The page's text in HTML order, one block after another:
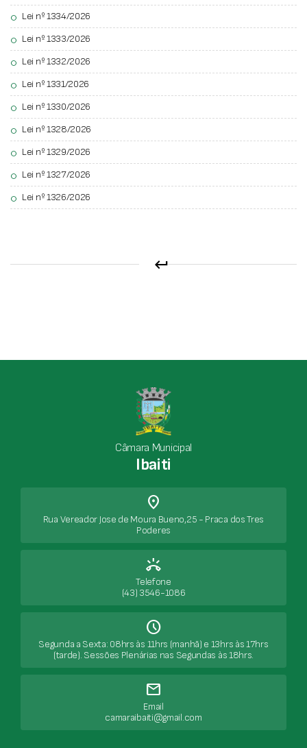
circle Lei nº 1334/2026
circle Lei nº 1333/2026
circle Lei nº 1332/2026
circle Lei nº 1331/2026
circle Lei nº 1330/2026
circle Lei nº 1328/2026
circle Lei nº 1329/2026
circle Lei nº 1327/2026
circle Lei nº 1326/2026
keyboard_return
Câmara Municipal
Ibaiti
place
Rua Vereador Jose de Moura Bueno,25 - Praca dos Tres
Poderes
ring_volume
Telefone
(43) 3546-1086
Schedule
Segunda a Sexta: 08hrs às 11hrs (manhã) e 13hrs às 17hrs
(tarde). Sessões Plenárias nas Segundas às 18hrs.
mail
Email
camaraibaiti@gmail.com